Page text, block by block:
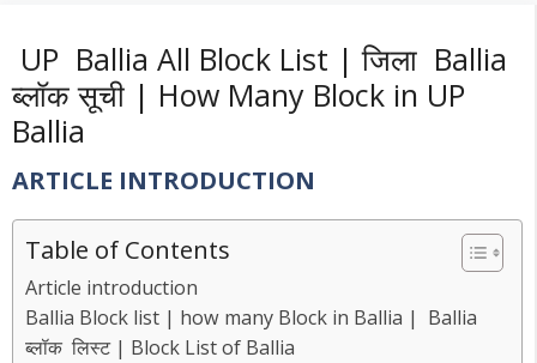
UP Ballia All Block List | जिला Ballia
ब्लॉक सूची | How Many Block in UP
Ballia
ARTICLE INTRODUCTION
Table of Contents
Article introduction
Ballia Block list | how many Block in Ballia | Ballia
ब्लॉक लिस्ट | Block List of Ballia